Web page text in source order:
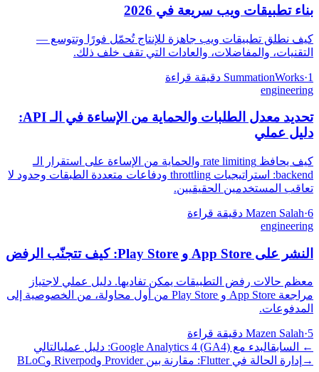
بناء تطبيقات ويب سريعة في 2026
كيف نطلق تطبيقات ويب جاهزة للإنتاج تُحمّل فورًا وتتوسع —
التقنيات، والمفاضلات، والعادات التي تقف خلف ذلك.
SummationWorks·1 دقيقة قراءة
engineering
تحديد معدل الطلبات والحماية من الإساءة في الـ API:
دليل عملي
كيف يحافظ rate limiting والحماية من الإساءة على استقرار الـ
backend: استراتيجيات throttling ودفاعات متعددة الطبقات وحدود لا
تعاقب المستخدمين الحقيقيين.
Mazen Salah·6 دقيقة قراءة
engineering
النشر على App Store و Play Store: كيف تتجنّب الرفض
معظم حالات رفض التطبيقات يمكن تفاديها. دليل عملي لاجتياز
مراجعة App Store و Play Store من أول محاولة، من الخصوصية إلى
المدفوعات.
Mazen Salah·5 دقيقة قراءة
←
السابقالبدء مع Google Analytics 4 (GA4): دليل عملي
التالي
→ إدارة الحالة في Flutter: مقارنة بين Provider وRiverpod وBLoC